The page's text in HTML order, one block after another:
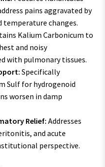
pains aggravated by
temperature changes.
Kalium Carbonicum to
and noisy
with pulmonary tissues.
Specifically
Sulf for hydrogenoid
worsen in damp
Relief: Addresses
and acute
perspective.